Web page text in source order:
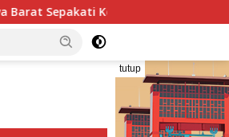
Korupsi serta Penguatan
tutup